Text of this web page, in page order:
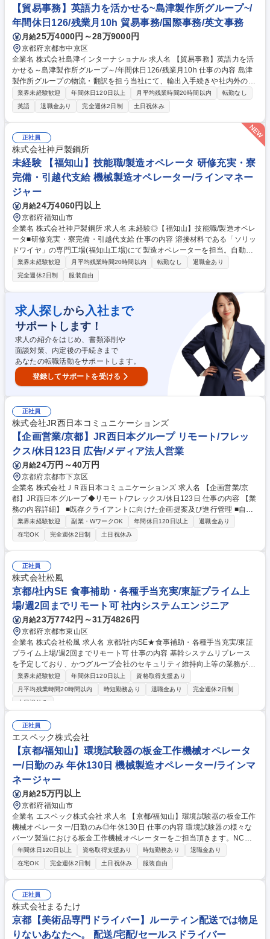
を繋ぐ組織運営支援 ・組織拡大に対応できる業務フロー・管理体制の改善
募集職種 【京都/人事労務】現場を支え、組織を動かす。下鴨茶寮の「労
務・総務担当」
【貿易事務】英語力を活かせる~島津製作所グループ~/
年間休日126/残業月10h 貿易事務/国際事務/英文事務
月給25万4000円～28万9000円
京都府京都市中京区
企業名 株式会社島津インターナショナル 求人名 【貿易事務】英語力を活
かせる～島津製作所グループ～/年間休日126/残業月10h 仕事の内容 島津
製作所グループの物流・翻訳を担う当社にて、輸出入手続きや社内外の調
整を行う貿易実務をお任せいたします。正確な書類作成や納期管理を通
じ、グループの円滑な海外展開を支える非常に重要性の高い役割です。 ■
受注・発注データ入力管理や納期調整（海外拠点・工場等） ■貿易書類作
成（インボイス等）、通関・輸送手配の社内外連携 ■英語でのコレポンや
データ整理、ファイリング業務 ■SAP・Excelを活用した既存業務のフロ
ー整理・改善 ■入社後はサポートから開始し、習熟度に応じ担当案件を拡
大。島津製作所グループの海外展開を支える物流のプロを目指せる環境で
す。 募集職種 【貿易事務】英語力を活かせる～島津製作所グループ～/年
間休日126/残業月10h
業界未経験歓迎 年間休日120日以上 月平均残業時間20時間以内
転勤なし
英語
退職金あり 完全週休2日制 土日祝休み
正社員
株式会社神戸製鋼所
未経験 【福知山】技能職/製造オペレータ 研修充実・寮
完備・引越代支給 機械製造オペレーター/ラインマネー
ジャー
月給24万4060円以上
京都府福知山市
企業名 株式会社神戸製鋼所 求人名 未経験◎【福知山】技能職/製造オペレ
ータ■研修充実・寮完備・引越代支給 仕事の内容 溶接材料である「ソリッ
ドワイヤ」の専門工場(福知山工場)にて製造オペレーターを担当。自動車
や船、鉄道、建築物などあらゆるモノを作るうえで欠かせない製品。国内
シェアは40%程度となっております。 【業務例】各工程で3～5名ほどの
チームで協力しながら、製造設備を動かす業務を行います。ラインの組み
立てのような単調な業務ではなく、都度判断が必要となる仕事です。 【や
りがい】●業務の正確性や担当している機械の知識など、さまざまな要素
に成長できるチャンスあり ●自由度の高い働き方で個人の裁量で十分に成
長することができ、出世のチャンスあり 募集職種 未経験◎【福知山】技
能職/製造オペレータ■研修充実・寮完備・引越代支給
業界未経験歓迎 月平均残業時間20時間以内 転勤なし
退職金あり
完全週休2日制
服装自由
求人探しから 入社まで
サポートします！
求人の紹介をはじめ、書類添削や
面談対策、内定後の手続きまで
あなたの転職活動をサポートします。
登録してサポートを受ける
正社員
株式会社JR西日本コミュニケーションズ
【企画営業/京都】JR西日本グループ リモート/フレッ
クス/休日123日 広告/メディア法人営業
月給24万円～40万円
京都府京都市下京区
企業名 株式会社ＪＲ西日本コミュニケーションズ 求人名 【企画営業/京
都】JR西日本グループ◆リモート/フレックス/休日123日 仕事の内容 【業
務の内容詳細】 ■既存クライアントに向けた企画提案及び進行管理 ■自治
体および企業に向けたイベントおよび広告の企画提案、進行管理 ■自治体
のプロポーザル案件への参加や一般企業に向けた企画提案などでは、総合
広告会社の強みを活かし、WEBやマスメディア、交通広告を活用した柔軟
な提案が可能です ■イベント実施時は土日祝の立ち会いもあります（平日
に代休を取得していただきます） 募集職種 【企画営業/京都】JR西日本グ
ループ◆リモート/フレックス/休日123日
業界未経験歓迎 副業・WワークOK 年間休日120日以上
退職金あり
在宅OK
完全週休2日制 土日祝休み
正社員
株式会社松風
京都/社内SE 食事補助・各種手当充実/東証プライム上
場/週2回までリモート可 社内システムエンジニア
月給23万7742円～31万4826円
京都府京都市東山区
企業名 株式会社松風 求人名 京都/社内SE★食事補助・各種手当充実/東証
プライム上場/週2回までリモート可 仕事の内容 基幹システムリプレース
を予定しており、かつグループ会社のセキュリティ維持向上等の業務が増
えていることによる増員です。 ※サーバーのソフトウェアはVMwareやN
utanixを使用しています。 主に下記業務を行っていただきます。 ・基幹
系システムの開発、運用、保守 ・グループ会社の情報セキュリティ対策に
都/社内SE★食事補助・各種手当充実/東証プライム上場/週2回までリモー
ト可
業界未経験歓迎 年間休日120日以上
資格取得支援あり
月平均残業時間20時間以内
時短勤務あり 退職金あり
完全週休2日制
土日祝休み
正社員
エスペック株式会社
【京都/福知山】環境試験器の板金工作機械オペレータ
ー/日勤のみ 年休130日 機械製造オペレーター/ラインマ
ネージャー
月給25万円以上
京都府福知山市
企業名 エスペック株式会社 求人名 【京都/福知山】環境試験器の板金工作
機械オペレーター/日勤のみ◎年休130日 仕事の内容 環境試験器の様々な
パーツ製造における板金工作機械オペレーターをご担当頂きます。NCベ
ンダーを使用した板金物の折り曲げ加工作業や板金部品の端面処理作業及
び検品作業が主な業務となります。 当社の環境試験器は、世界シェアトッ
プクラスを誇ります。スマホや自動車が「真夏の酷暑や極寒の雪山でも壊
れないか」を、人工的な超過酷環境（温度・湿度など）で再現し、最先端
テクノロジーの安全性を裏から支えています。このような環境試験器を製
造する上流工程である、板金加工に関わることができます。自分の手でオ
ーダー通りの部品を生産できることがやりがいとなっています。 募集職種
【京都/福知山】環境試験器の板金工作機械オペレーター/日勤のみ◎年休1
30日
年間休日120日以上 資格取得支援あり 時短勤務あり
退職金あり
在宅OK
完全週休2日制 土日祝休み 服装自由
正社員
株式会社まるたけ
京都【美術品専門ドライバー】ルーティン配送では物足
りないあなたへ。 配送/宅配/セールスドライバー